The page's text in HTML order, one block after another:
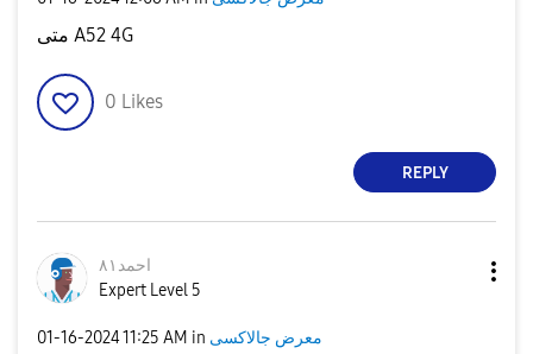
متى A52 4G
0 Likes
REPLY
احمد٨١
Expert Level 5
‎01-16-202411:25 AM in معرض جالاكسى